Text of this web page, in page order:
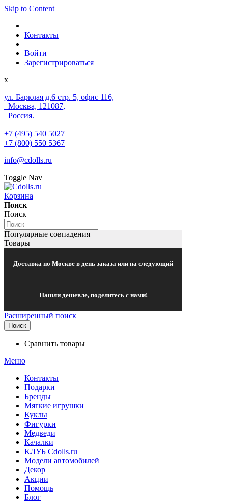
Skip to Content
Контакты
Войти
Зарегистрироваться
x
ул. Барклая д.6 стр. 5, офис 116,
Москва, 121087,
Россия.
+7 (495) 540 5027
+7 (800) 550 5367
info@cdolls.ru
Toggle Nav
Корзина
Поиск
Поиск
Популярные совпадения
Товары
Доставка по Москве в день заказа или на следующий
Нашли дешевле, поделитесь с нами!
Расширенный поиск
Поиск
Сравнить товары
Меню
Контакты
Подарки
Бренды
Мягкие игрушки
Куклы
Фигурки
Медведи
Качалки
КЛУБ Cdolls.ru
Модели автомобилей
Декор
Акции
Помощь
Блог